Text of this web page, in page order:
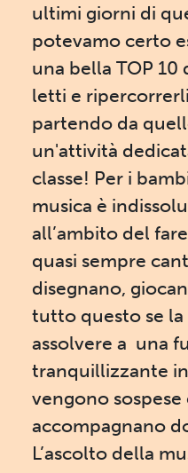
ultimi giorni di
potevamo certo
una bella TOP
letti e
partendo da
un'attività
classe! Per i
musica è
all’ambito del
quasi sempre
disegnano,
tutto questo se
assolvere a una
tranquillizzante
vengono
accompagnano
L’ascolto della